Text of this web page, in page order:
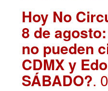
Hoy No
8 de
no pueden
CDMX y
SÁBADO?.